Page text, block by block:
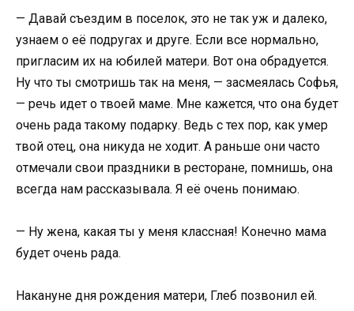
— Давай съездим в поселок, это не так уж и далеко,
узнаем о её подругах и друге. Если все нормально,
пригласим их на юбилей матери. Вот она обрадуется.
Ну что ты смотришь так на меня, — засмеялась Софья,
— речь идет о твоей маме. Мне кажется, что она будет
очень рада такому подарку. Ведь с тех пор, как умер
твой отец, она никуда не ходит. А раньше они часто
отмечали свои праздники в ресторане, помнишь, она
всегда нам рассказывала. Я её очень понимаю.
— Ну жена, какая ты у меня классная! Конечно мама
будет очень рада.
Накануне дня рождения матери, Глеб позвонил ей.